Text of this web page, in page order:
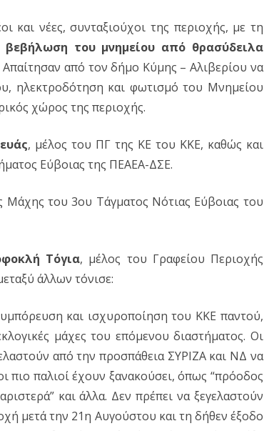
Εκδήλωση
χρόνια
Μάχη
και νέες, συνταξιούχοι της περιοχής, με τη
του μνημείου από θρασύδειλα
από τον δήμο Κύμης – Αλιβερίου να
ηλεκτροδότηση και φωτισμό του Μνημείου
χώρος της περιοχής.
, μέλος του ΠΓ της ΚΕ του ΚΚΕ, καθώς και
Εύβοιας της ΠΕΑΕΑ-ΔΣΕ.
Μάχης του 3ου Τάγματος Νότιας Εύβοιας του
Τόγια, μέλος του Γραφείου Περιοχής
άλλων τόνισε:
και ισχυροποίηση του ΚΚΕ παντού,
μάχες του επόμενου διαστήματος. Οι
από την προσπάθεια ΣΥΡΙΖΑ και ΝΔ να
πιο παλιοί έχουν ξανακούσει, όπως “πρόοδος
και άλλα. Δεν πρέπει να ξεγελαστούν
μετά την 21η Αυγούστου και τη δήθεν έξοδο